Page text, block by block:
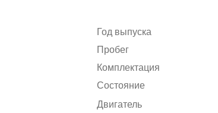
Год выпуска
Пробег
Комплектация
Состояние
Двигатель